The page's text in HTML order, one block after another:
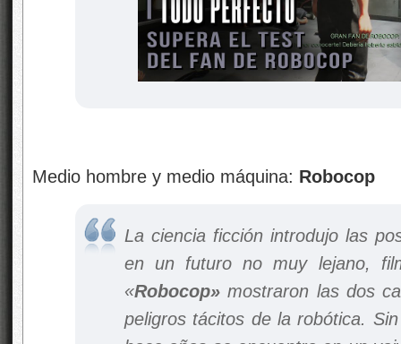
Medio hombre y medio máquina: Robocop
La ciencia ficción introdujo las
en un futuro no muy lejano,
«Robocop» mostraron las dos
peligros tácitos de la robótica.